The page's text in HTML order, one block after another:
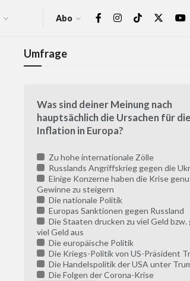
Abo
Umfrage
Was sind deiner Meinung nach
hauptsächlich die Ursachen für die
Inflation in Europa?
Zu hohe internationale Zölle
Russlands Angriffskrieg gegen die
Einige Konzerne haben die Krise
Gewinne zu steigern
Die nationale Politik
Europas Sanktionen gegen Russland
Die Staaten drucken zu viel Geld bzw.
viel Geld aus
Die europäische Politik
Die Kriegs-Politik von US-Präsident
Die Handelspolitik der USA unter
Die Folgen der Corona-Krise